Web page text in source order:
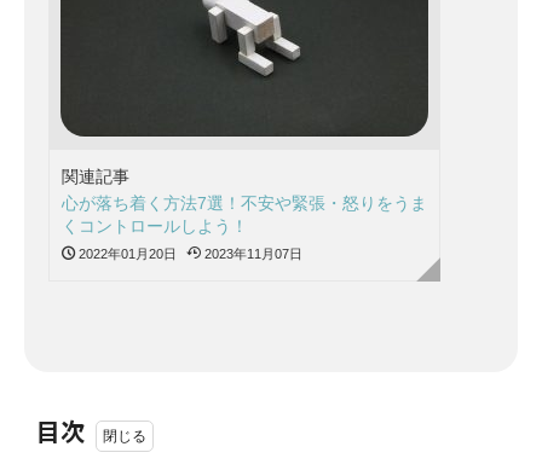
関連記事
心が落ち着く方法7選！不安や緊張・怒りをうま
くコントロールしよう！
2022年01月20日 2023年11月07日
目次